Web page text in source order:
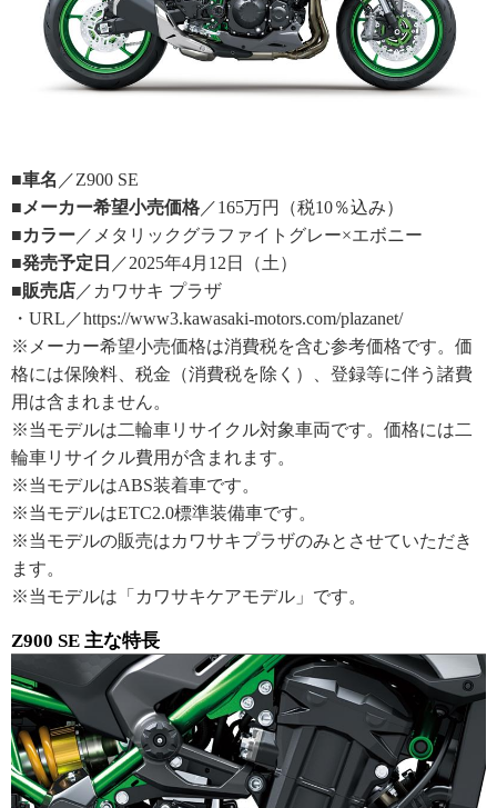
■車名 ／Z900 SE
■メーカー希望小売価格 ／165万円（税10％込み）
■カラー ／メタリックグラファイトグレー×エボニー
■発売予定日 ／2025年4月12日（土）
■販売店 ／カワサキ プラザ
・URL／https://www3.kawasaki-motors.com/plazanet/
※メーカー希望小売価格は消費税を含む参考価格です。価
格には保険料、税金（消費税を除く）、登録等に伴う諸費
用は含まれません。
※当モデルは二輪車リサイクル対象車両です。価格には二
輪車リサイクル費用が含まれます。
※当モデルはABS装着車です。
※当モデルはETC2.0標準装備車です。
※当モデルの販売はカワサキプラザのみとさせていただき
ます。
※当モデルは「カワサキケアモデル」です。
Z900 SE 主な特長